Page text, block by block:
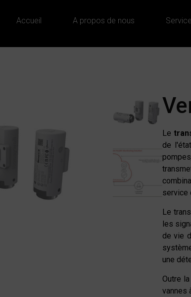
Accueil A propos de nous
Le
de
service
Le
les
de vie
une
Outre
vannes